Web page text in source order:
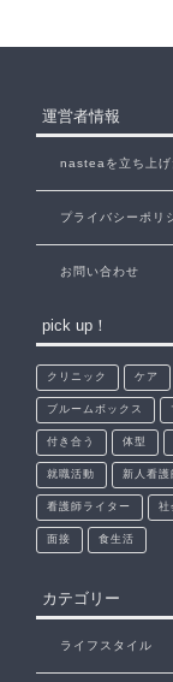
運営者情報
nasteaを立ち上げ
プライバシーポリ
お問い合わせ
pick up！
クリニック ケア
ブルームボックス
付き合う 体型
就職活動 新人看護
看護師ライター 社
面接 食生活
カテゴリー
ライフスタイル